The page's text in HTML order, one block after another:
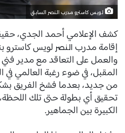
لويس كاسترو مدرب النصر السابق
كشف الإعلامي أحمد الجدي،
إقامة مدرب النصر لويس كاسترو
والعمل على التعاقد مع مدير
المقبل، في ضوء رغبة العالمي في
من جديد، بعدما فشخ الفريق
تحقيق أي بطولة حتى تلك
الكبيرة بين الجماهير.